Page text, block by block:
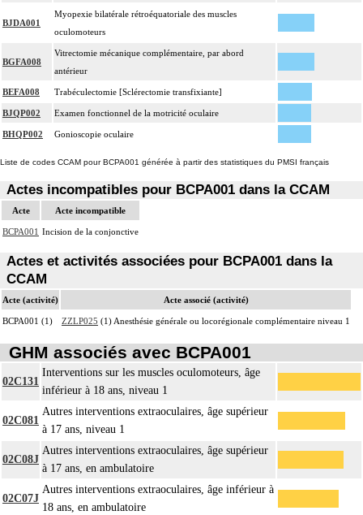
BJDA001
Myopexie bilatérale rétroéquatoriale des muscles
oculomoteurs
BGFA008
Vitrectomie mécanique complémentaire, par abord
antérieur
BEFA008 Trabéculectomie [Sclérectomie transfixiante]
BJQP002 Examen fonctionnel de la motricité oculaire
BHQP002 Gonioscopie oculaire
Liste de codes CCAM pour BCPA001 générée à partir des statistiques du PMSI français
Actes incompatibles pour BCPA001 dans la CCAM
Acte Acte incompatible
BCPA001 Incision de la conjonctive
Actes et activités associées pour BCPA001 dans la
CCAM
Acte (activité) Acte associé (activité)
BCPA001 (1) ZZLP025 (1) Anesthésie générale ou locorégionale complémentaire niveau 1
GHM associés avec BCPA001
02C131
Interventions sur les muscles oculomoteurs, âge
inférieur à 18 ans, niveau 1
02C081
Autres interventions extraoculaires, âge supérieur
à 17 ans, niveau 1
02C08J
Autres interventions extraoculaires, âge supérieur
à 17 ans, en ambulatoire
02C07J
Autres interventions extraoculaires, âge inférieur à
18 ans, en ambulatoire